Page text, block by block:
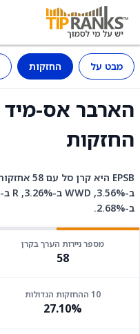
מבט על החזקות
החזקות
ב-2.68%.
מספר ניירות הערך בקרן
58
10 ההחזקות הגדולות
27.10%